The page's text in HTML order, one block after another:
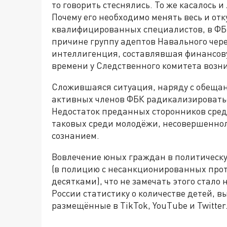
то говорить стеснялись. То же касалось
Почему его необходимо менять весь и
квалифицированных специалистов, в
причине группу адептов Навального
интеллигенция, составлявшая
времени у Следственного комитета
Сложившаяся ситуация, наряду с
активных членов ФБК
Недостаток преданных сторонников
таковых среди молодёжи,
сознанием.
Вовлечение юных граждан в
(в полицию с несанкционированных
десятками), что не замечать этого
России статистику о количестве
размещённые в TikTok, YouТube и